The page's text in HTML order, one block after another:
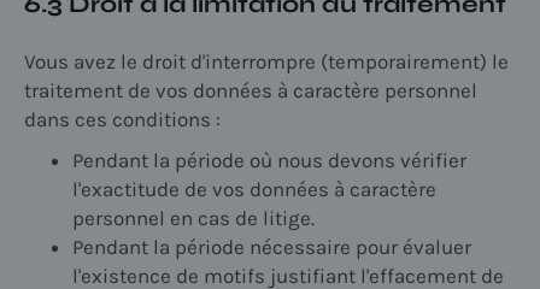
Vous avez le droit d'interrompre (temporairement) le
traitement de vos données à caractère personnel
dans ces conditions :
Pendant la période où nous devons vérifier
l'exactitude de vos données à caractère
personnel en cas de litige.
Pendant la période nécessaire pour évaluer
l'existence de motifs justifiant l'effacement de